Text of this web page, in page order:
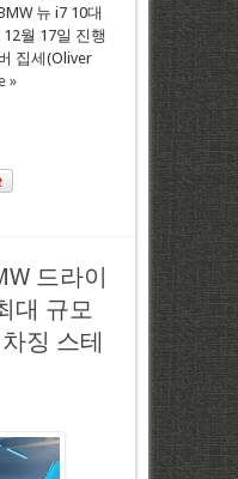
뉴 i7 10대
월 17일 진행
집세(Oliver
»
드라이
대 규모
징 스테